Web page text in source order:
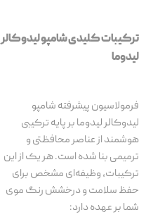
ترکیبات کلیدی شامپو لیدوکالر
لیدوما
فرمولاسیون پیشرفته شامپو
لیدوکالر لیدوما بر پایه ترکیبی
هوشمند از عناصر محافظتی و
ترمیمی بنا شده است. هر یک از این
ترکیبات، وظیفه‌ای مشخص برای
حفظ سلامت و درخشش رنگ موی
شما بر عهده دارد: